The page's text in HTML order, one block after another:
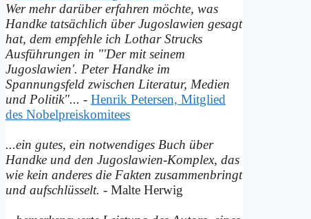
Wer mehr darüber erfahren möchte, was
Handke tatsächlich über Jugoslawien gesagt
hat, dem empfehle ich Lothar Strucks
Ausführungen in "'Der mit seinem
Jugoslawien'. Peter Handke im
Spannungsfeld zwischen Literatur, Medien
und Politik"... - Henrik Petersen, Mitglied
des Nobelpreiskomitees
...ein gutes, ein notwendiges Buch über
Handke und den Jugoslawien-Komplex, das
wie kein anderes die Fakten zusammenbringt
und auf­schlüsselt. - Malte Herwig